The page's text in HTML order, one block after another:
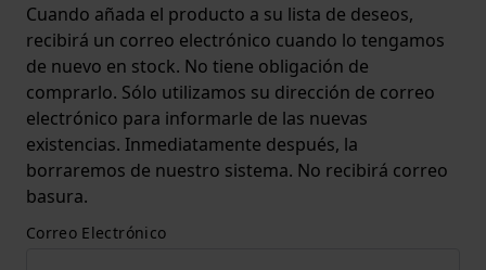
Cuando añada el producto a su lista de deseos,
recibirá un correo electrónico cuando lo tengamos
de nuevo en stock. No tiene obligación de
comprarlo. Sólo utilizamos su dirección de correo
electrónico para informarle de las nuevas
existencias. Inmediatamente después, la
borraremos de nuestro sistema. No recibirá correo
basura.
Correo Electrónico